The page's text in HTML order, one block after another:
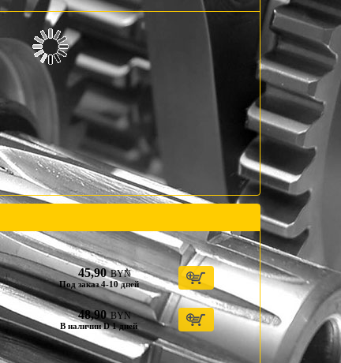
Под заказ 4-10 дней
45,90 BYN
В наличии D 1 дней
48,90 BYN